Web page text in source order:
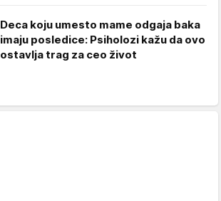
Deca koju umesto mame odgaja baka
imaju posledice: Psiholozi kažu da ovo
ostavlja trag za ceo život